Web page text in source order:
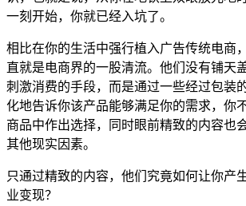
一刻开始，你就已经入坑了。
相比在你的生活中强行植入广告传统电商
直就是电商界的一股清流。他们没有铺天
刺激消费的手段，而是通过一些经过包装
化地告诉你该产品能够满足你的需求，你
商品中作出选择，同时眼前精致的内容也
其他现实因素。
只通过精致的内容，他们究竟如何让你产
业变现？